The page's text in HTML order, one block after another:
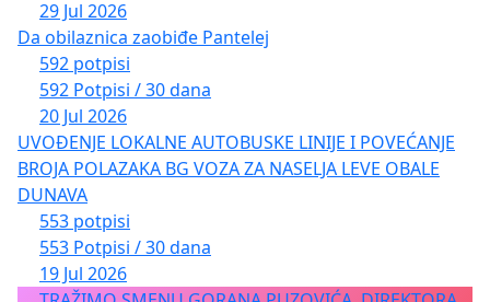
29 Jul 2026
Da obilaznica zaobiđe Pantelej
592 potpisi
592 Potpisi / 30 dana
20 Jul 2026
UVOĐENJE LOKALNE AUTOBUSKE LINIJE I POVEĆANJE
BROJA POLAZAKA BG VOZA ZA NASELJA LEVE OBALE
DUNAVA
553 potpisi
553 Potpisi / 30 dana
19 Jul 2026